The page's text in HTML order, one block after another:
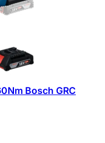
Bosch GRC